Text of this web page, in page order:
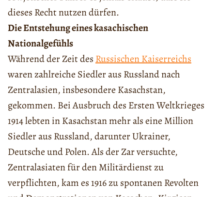
dieses Recht nutzen dürfen.
Die Entstehung eines kasachischen
Nationalgefühls
Während der Zeit des Russischen Kaiserreichs
waren zahlreiche Siedler aus Russland nach
Zentralasien, insbesondere Kasachstan,
gekommen. Bei Ausbruch des Ersten Weltkrieges
1914 lebten in Kasachstan mehr als eine Million
Siedler aus Russland, darunter Ukrainer,
Deutsche und Polen. Als der Zar versuchte,
Zentralasiaten für den Militärdienst zu
verpflichten, kam es 1916 zu spontanen Revolten